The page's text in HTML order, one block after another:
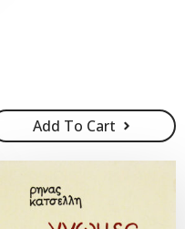
Add To Cart